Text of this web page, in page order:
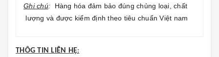
Ghi chú: Hàng hóa đảm bảo đúng chủng loại, chất
lượng và được kiểm định theo tiêu chuẩn Việt nam
THÔG TIN LIÊN HỆ: